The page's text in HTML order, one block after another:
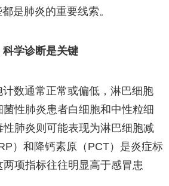
是肺炎的重要线索。
学诊断是关键
数通常正常或偏低，淋巴细胞
菌性肺炎患者白细胞和中性粒细
肺炎则可能表现为淋巴细胞减
）和降钙素原（PCT）是炎症标
项指标往往明显高于感冒患